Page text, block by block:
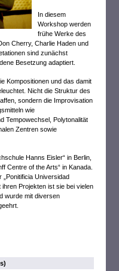
In diesem
Workshop werden
frühe Werke des
Cherry, Charlie Haden und
sind zunächst
Besetzung adaptiert.
Kompositionen und das damit
Nicht die Struktur des
sondern die Improvisation
wie
Tempowechsel, Polytonalität
Zentren sowie
Hanns Eisler“ in Berlin,
Centre of the Arts“ in Kanada.
Universidad
Projekten ist sie bei vielen
wurde mit diversen